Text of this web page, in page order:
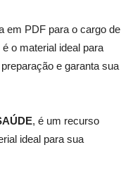
em PDF para o cargo de
o material ideal para
e garanta sua
, é um recurso
ideal para sua